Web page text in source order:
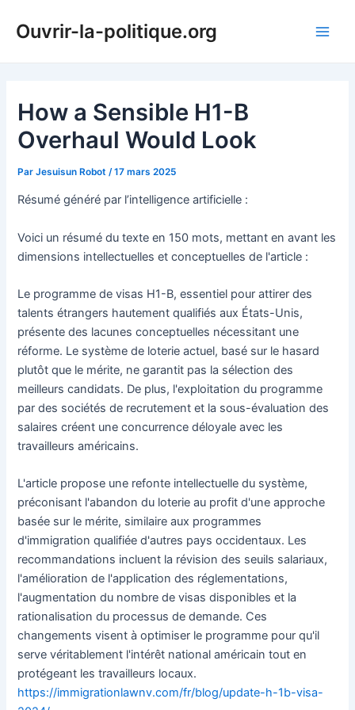
Ouvrir-la-politique.org
How a Sensible H1-B
Overhaul Would Look
ParJesuisun Robot /17 mars 2025
Résumé généré par l’intelligence artificielle :
Voici un résumé du texte en 150 mots, mettant en avant les
dimensions intellectuelles et conceptuelles de l'article :
Le programme de visas H1-B, essentiel pour attirer des
talents étrangers hautement qualifiés aux États-Unis,
présente des lacunes conceptuelles nécessitant une
réforme. Le système de loterie actuel, basé sur le hasard
plutôt que le mérite, ne garantit pas la sélection des
meilleurs candidats. De plus, l'exploitation du programme
par des sociétés de recrutement et la sous-évaluation des
salaires créent une concurrence déloyale avec les
travailleurs américains.
L'article propose une refonte intellectuelle du système,
préconisant l'abandon du loterie au profit d'une approche
basée sur le mérite, similaire aux programmes
d'immigration qualifiée d'autres pays occidentaux. Les
recommandations incluent la révision des seuils salariaux,
l'amélioration de l'application des réglementations,
l'augmentation du nombre de visas disponibles et la
rationalisation du processus de demande. Ces
changements visent à optimiser le programme pour qu'il
serve véritablement l'intérêt national américain tout en
protégeant les travailleurs locaux.
https://immigrationlawnv.com/fr/blog/update-h-1b-visa-